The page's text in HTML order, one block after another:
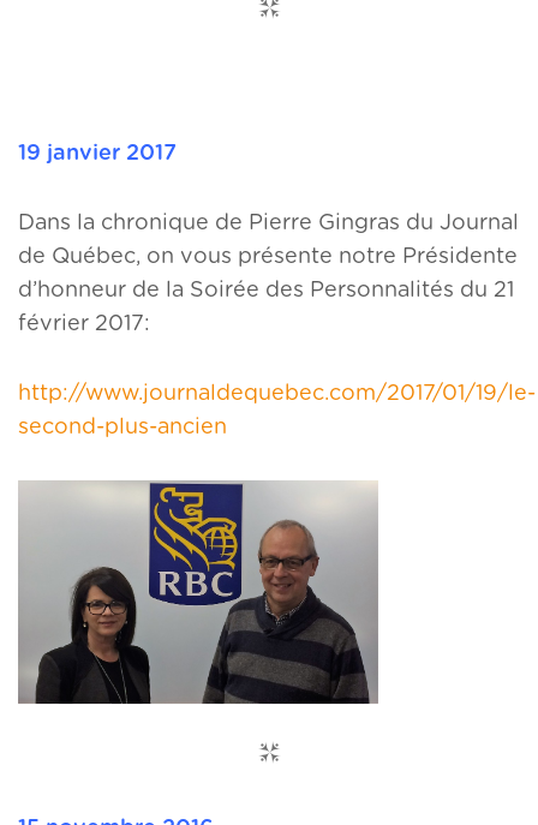
19 janvier 2017
Dans la chronique de Pierre Gingras du Journal
de Québec, on vous présente notre Présidente
d’honneur de la Soirée des Personnalités du 21
février 2017:
http://www.journaldequebec.com/2017/01/19/le-
second-plus-ancien